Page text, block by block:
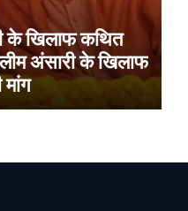
के खिलाफ कथित
अंसारी के खिलाफ